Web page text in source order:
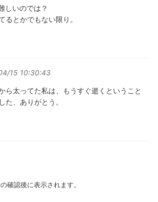
しいのでは？
るとかでもない限り。
15 10:30:43
ら太ってた私は、もうすぐ逝くということ
た、ありがとう。
確認後に表示されます。